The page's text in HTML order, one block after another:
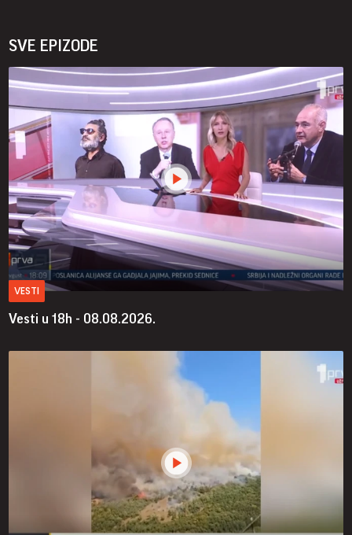
SVE EPIZODE
VESTI
Vesti u 18h - 08.08.2026.